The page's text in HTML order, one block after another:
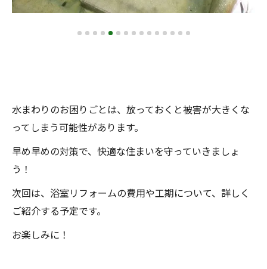
水まわりのお困りごとは、放っておくと被害が大きくな
ってしまう可能性があります。
早め早めの対策で、快適な住まいを守っていきましょ
う！
次回は、浴室リフォームの費用や工期について、詳しく
ご紹介する予定です。
お楽しみに！